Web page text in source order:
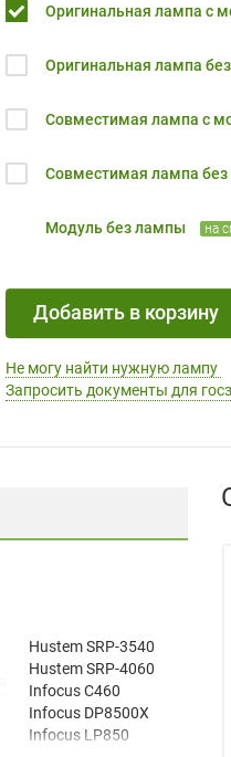
Оригинальная лампа с
Оригинальная лампа
Совместимая лампа с
Совместимая лампа
Модуль без лампы на
Добавить в корзину
Не могу найти нужную лампу
Запросить документы для
Hustem SRP-3540
Hustem SRP-4060
Infocus C460
Infocus DP8500X
Infocus LP850